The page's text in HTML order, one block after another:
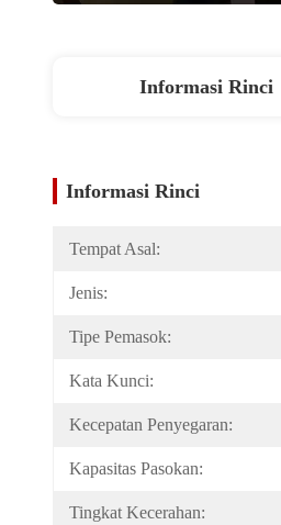
Informasi Rinci
Informasi Rinci
Tempat Asal:
Jenis:
Tipe Pemasok:
Kata Kunci:
Kecepatan Penyegaran:
Kapasitas Pasokan:
Tingkat Kecerahan: